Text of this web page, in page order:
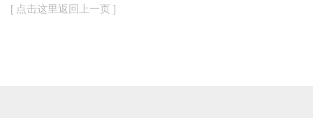
[ 点击这里返回上一页 ]